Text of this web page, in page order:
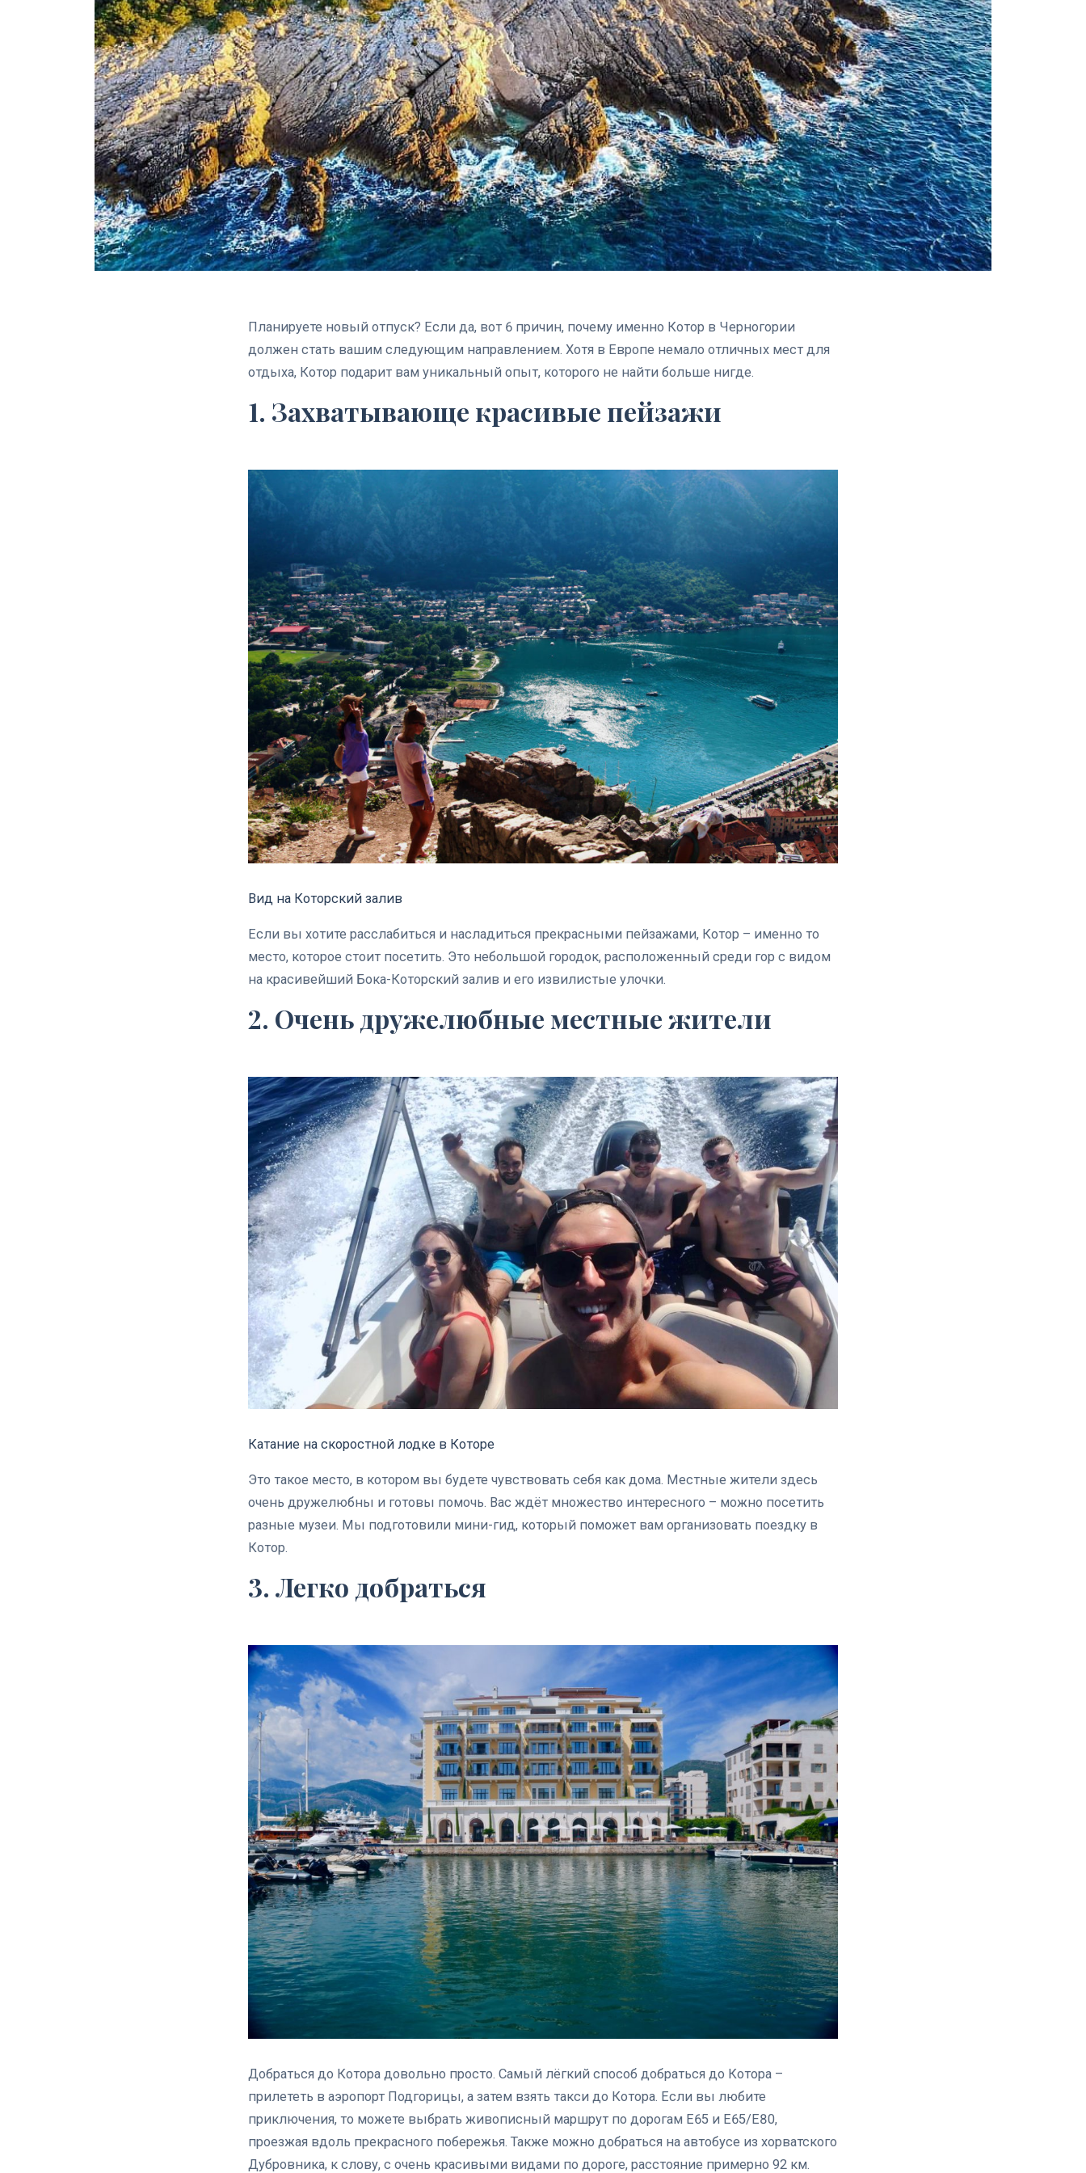
Планируете новый отпуск? Если да, вот 6 причин, почему именно Котор в Черногории
должен стать вашим следующим направлением. Хотя в Европе немало отличных мест для
отдыха, Котор подарит вам уникальный опыт, которого не найти больше нигде.
1. Захватывающе красивые пейзажи
Вид на Которский залив
Если вы хотите расслабиться и насладиться прекрасными пейзажами, Котор – именно то
место, которое стоит посетить. Это небольшой городок, расположенный среди гор с видом
на красивейший Бока-Которский залив и его извилистые улочки.
2. Очень дружелюбные местные жители
Катание на скоростной лодке в Которе
Это такое место, в котором вы будете чувствовать себя как дома. Местные жители здесь
очень дружелюбны и готовы помочь. Вас ждёт множество интересного – можно посетить
разные музеи. Мы подготовили мини-гид, который поможет вам организовать поездку в
Котор.
3. Легко добраться
Добраться до Котора довольно просто. Самый лёгкий способ добраться до Котора –
прилететь в аэропорт Подгорицы, а затем взять такси до Котора. Если вы любите
приключения, то можете выбрать живописный маршрут по дорогам E65 и E65/E80,
проезжая вдоль прекрасного побережья. Также можно добраться на автобусе из хорватского
Дубровника, к слову, с очень красивыми видами по дороге, расстояние примерно 92 км.